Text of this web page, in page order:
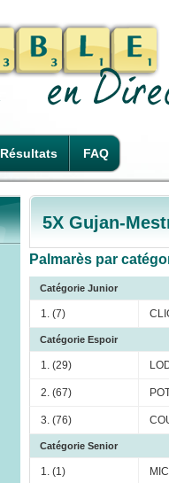
Résultats FAQ
5X Gujan-
Palmarès par
Catégorie Junior
1. (7)
Catégorie Espoir
1. (29)
2. (67)
3. (76)
Catégorie Senior
1. (1)